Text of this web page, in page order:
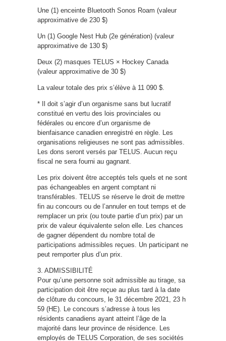
Une (1) enceinte Bluetooth Sonos Roam (valeur
approximative de 230 $)
Un (1) Google Nest Hub (2e génération) (valeur
approximative de 130 $)
Deux (2) masques TELUS × Hockey Canada
(valeur approximative de 30 $)
La valeur totale des prix s’élève à 11 090 $.
* Il doit s’agir d’un organisme sans but lucratif
constitué en vertu des lois provinciales ou
fédérales ou encore d’un organisme de
bienfaisance canadien enregistré en règle. Les
organisations religieuses ne sont pas admissibles.
Les dons seront versés par TELUS. Aucun reçu
fiscal ne sera fourni au gagnant.
Les prix doivent être acceptés tels quels et ne sont
pas échangeables en argent comptant ni
transférables. TELUS se réserve le droit de mettre
fin au concours ou de l’annuler en tout temps et de
remplacer un prix (ou toute partie d’un prix) par un
prix de valeur équivalente selon elle. Les chances
de gagner dépendent du nombre total de
participations admissibles reçues. Un participant ne
peut remporter plus d’un prix.
3. ADMISSIBILITÉ
Pour qu’une personne soit admissible au tirage, sa
participation doit être reçue au plus tard à la date
de clôture du concours, le 31 décembre 2021, 23 h
59 (HE). Le concours s’adresse à tous les
résidents canadiens ayant atteint l’âge de la
majorité dans leur province de résidence. Les
employés de TELUS Corporation, de ses sociétés